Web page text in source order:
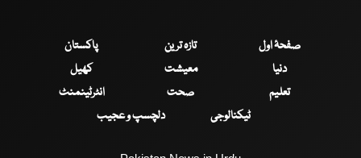
صفحۂ اول تازہ ترین
پاکستان
دنیا
معیشت
کھیل
تعلیم
صحت
انٹرٹینمنٹ
ٹیکنالوجی
دلچسپ و عجیب